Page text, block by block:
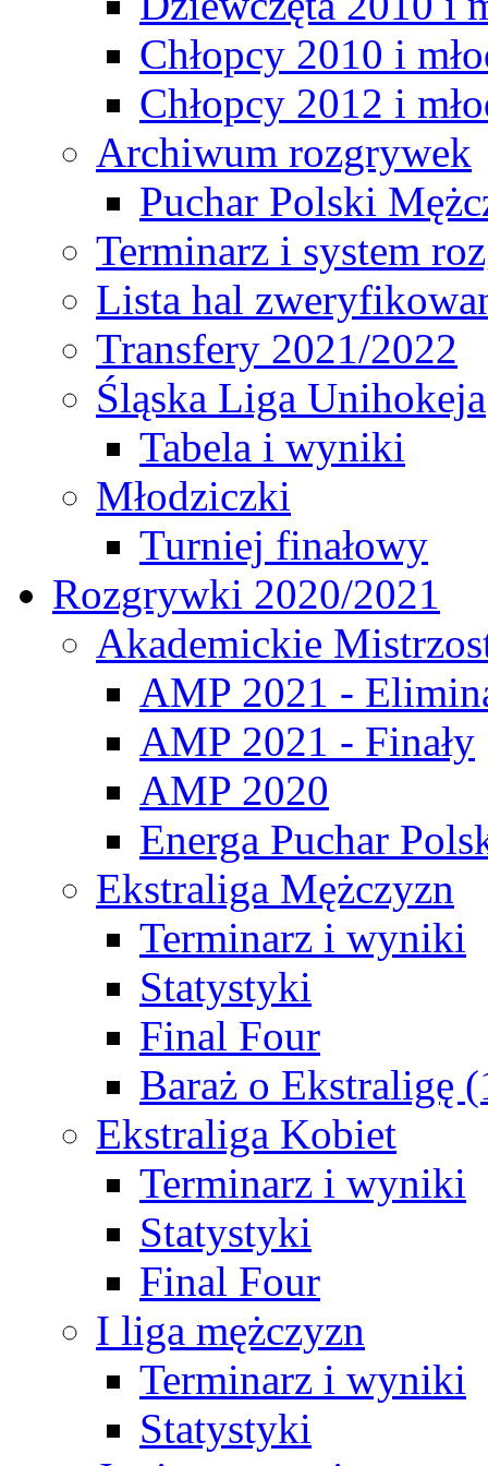
Chłopcy 2010 i
Chłopcy 2012 i
Archiwum rozgrywek
Puchar Polski
Terminarz i system
Lista hal
Transfery 2021/2022
Śląska Liga Unihokeja
Tabela i wyniki
Młodziczki
Turniej finałowy
Rozgrywki 2020/2021
Akademickie
AMP 2021 -
AMP 2021 - Finały
AMP 2020
Energa Puchar
Ekstraliga Mężczyzn
Terminarz i wyniki
Statystyki
Final Four
Baraż o Ekstraligę
Ekstraliga Kobiet
Terminarz i wyniki
Statystyki
Final Four
I liga mężczyzn
Terminarz i wyniki
Statystyki